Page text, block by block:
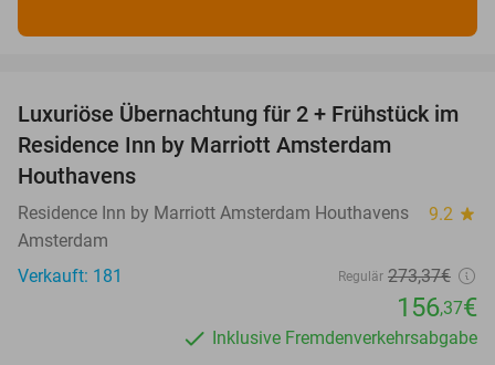
43%
Luxuriöse Übernachtung für 2 + Frühstück im
Residence Inn by Marriott Amsterdam
Houthavens
Residence Inn by Marriott Amsterdam Houthavens 9.2 star
Amsterdam
Verkauft: 181
Regulär 273,37€
156,37€
Inklusive Fremdenverkehrsabgabe